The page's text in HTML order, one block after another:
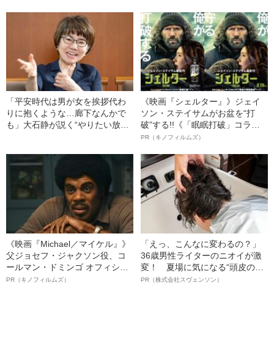
の話”を語り尽くす〉
「平安時代は男が女を挨拶代わ
りに抱くような…廊下なんかで
も」大石静が説く“やりたい放
《映画『シェルター』》ジェイ
ソン・ステイサムがお盆を“打
破”する!!《「眠眠打破」コラ
ボ》
PR（キノフィルムズ）
《映画『Michael／マイケル』》
父ジョセフ・ジャクソン役、コ
ールマン・ドミンゴ オフィシャ
ルインタビュー“観客を魅了した
PR（キノフィルムズ）
「えっ、こんなに変わるの？」
36歳男性ライターのニオイが激
変！ 夏場に気になる“頭皮のニ
オイ”や“ベタつき”を解消す
PR（株式会社スヴェンソン）